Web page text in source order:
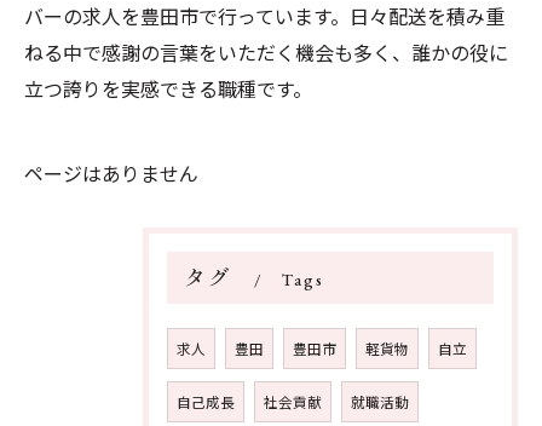
バーの求人を豊田市で行っています。日々配送を積み重
ねる中で感謝の言葉をいただく機会も多く、誰かの役に
立つ誇りを実感できる職種です。
ページはありません
タグ Tags
求人 豊田 豊田市 軽貨物 自立
自己成長 社会貢献 就職活動